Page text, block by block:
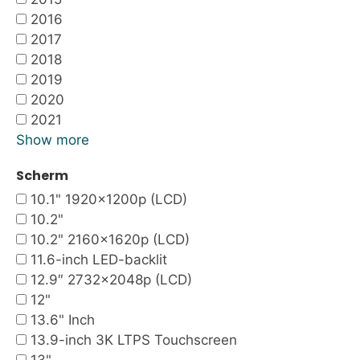
2016
2017
2018
2019
2020
2021
Show more
Scherm
10.1" 1920x1200p (LCD)
10.2"
10.2" 2160x1620p (LCD)
11.6-inch LED-backlit
12.9″ 2732×2048p (LCD)
12"
13.6" Inch
13.9-inch 3K LTPS Touchscreen